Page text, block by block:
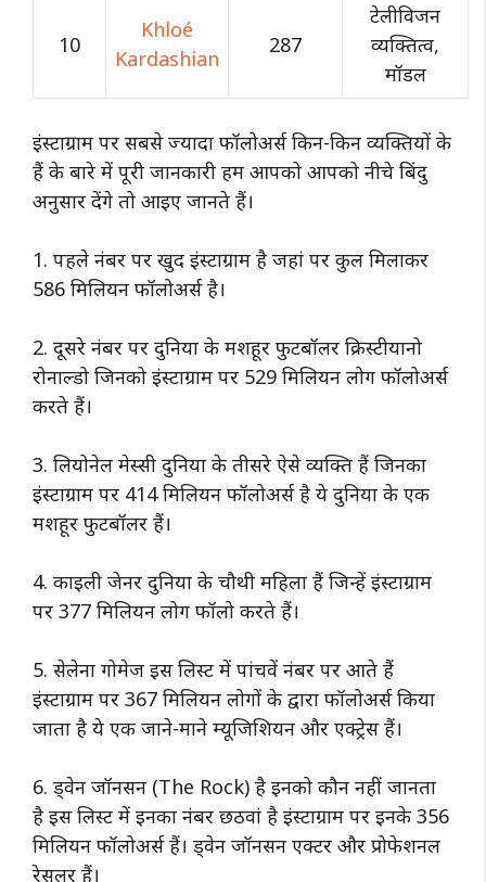
10
Khloé
Kardashian
287
टेलीविजन
व्यक्तित्व,
मॉडल
इंस्टाग्राम पर सबसे ज्यादा फॉलोअर्स किन-किन व्यक्तियों के
हैं के बारे में पूरी जानकारी हम आपको आपको नीचे बिंदु
अनुसार देंगे तो आइए जानते हैं।
1. पहले नंबर पर खुद इंस्टाग्राम है जहां पर कुल मिलाकर
586 मिलियन फॉलोअर्स है।
2. दूसरे नंबर पर दुनिया के मशहूर फुटबॉलर क्रिस्टीयानो
रोनाल्डो जिनको इंस्टाग्राम पर 529 मिलियन लोग फॉलोअर्स
करते हैं।
3. लियोनेल मेस्सी दुनिया के तीसरे ऐसे व्यक्ति हैं जिनका
इंस्टाग्राम पर 414 मिलियन फॉलोअर्स है ये दुनिया के एक
मशहूर फुटबॉलर हैं।
4. काइली जेनर दुनिया के चौथी महिला हैं जिन्हें इंस्टाग्राम
पर 377 मिलियन लोग फॉलो करते हैं।
5. सेलेना गोमेज इस लिस्ट में पांचवें नंबर पर आते हैं
इंस्टाग्राम पर 367 मिलियन लोगों के द्वारा फॉलोअर्स किया
जाता है ये एक जाने-माने म्यूजिशियन और एक्ट्रेस हैं।
6. ड्वेन जॉनसन (The Rock) है इनको कौन नहीं जानता
है इस लिस्ट में इनका नंबर छठवां है इंस्टाग्राम पर इनके 356
मिलियन फॉलोअर्स हैं। ड्वेन जॉनसन एक्टर और प्रोफेशनल
रेसलर हैं।